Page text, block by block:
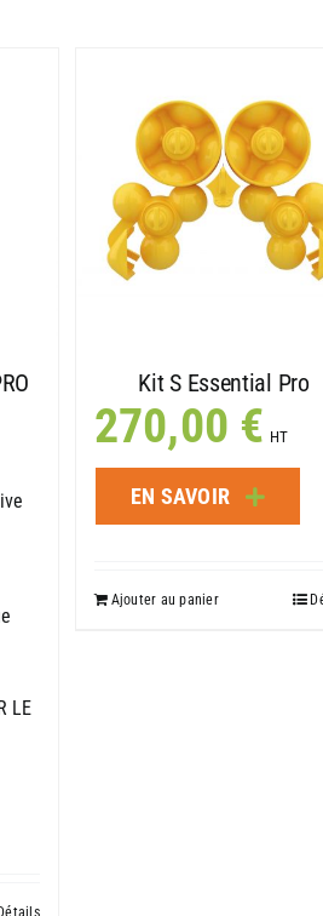
LE
Détails
Kit S Essential Pro
270,00 € HT
EN SAVOIR
Ajouter au panier